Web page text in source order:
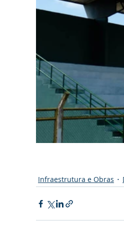
Infraestrutura e Obras